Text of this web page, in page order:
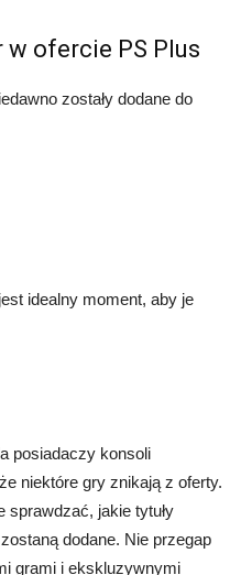
w ofercie PS Plus
zostały dodane do
idealny moment, aby je
posiadaczy konsoli
niektóre gry znikają z oferty.
sprawdzać, jakie tytuły
dodane. Nie przegap
grami i ekskluzywnymi